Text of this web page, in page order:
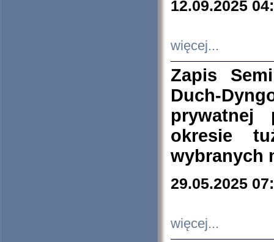
12.09.2025
więcej...
Zapis
Duch-
prywatnej
okresie
wybranych
29.05.2025
więcej...